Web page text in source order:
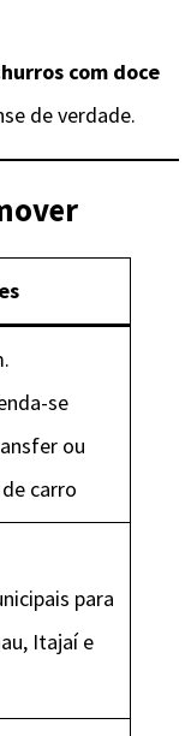
com doce
de verdade.
se
ou
carro
para
Itajaí e